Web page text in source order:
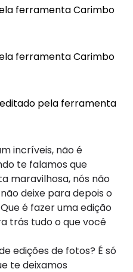
incríveis, não é
te falamos que
maravilhosa, nós não
deixe para depois o
é fazer uma edição
trás tudo o que você
edições de fotos? É só
te deixamos